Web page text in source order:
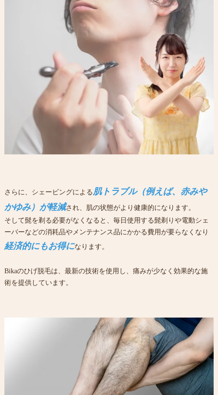
さらに、シェービングによる 肌トラブル（例えば、赤みや
かゆみ）が軽減され、肌の状態がより健康的になります。
そして髭を剃る必要がなくなると、毎日使用する髭剃りや電動シェ
ーバーなどの消耗品やメンテナンス品にかかる費用が要らなくなり
経済的にもお得になります。
Bikaのひげ脱毛は、最新の技術を使用し、痛みが少なく効果的な施
術を提供しています。